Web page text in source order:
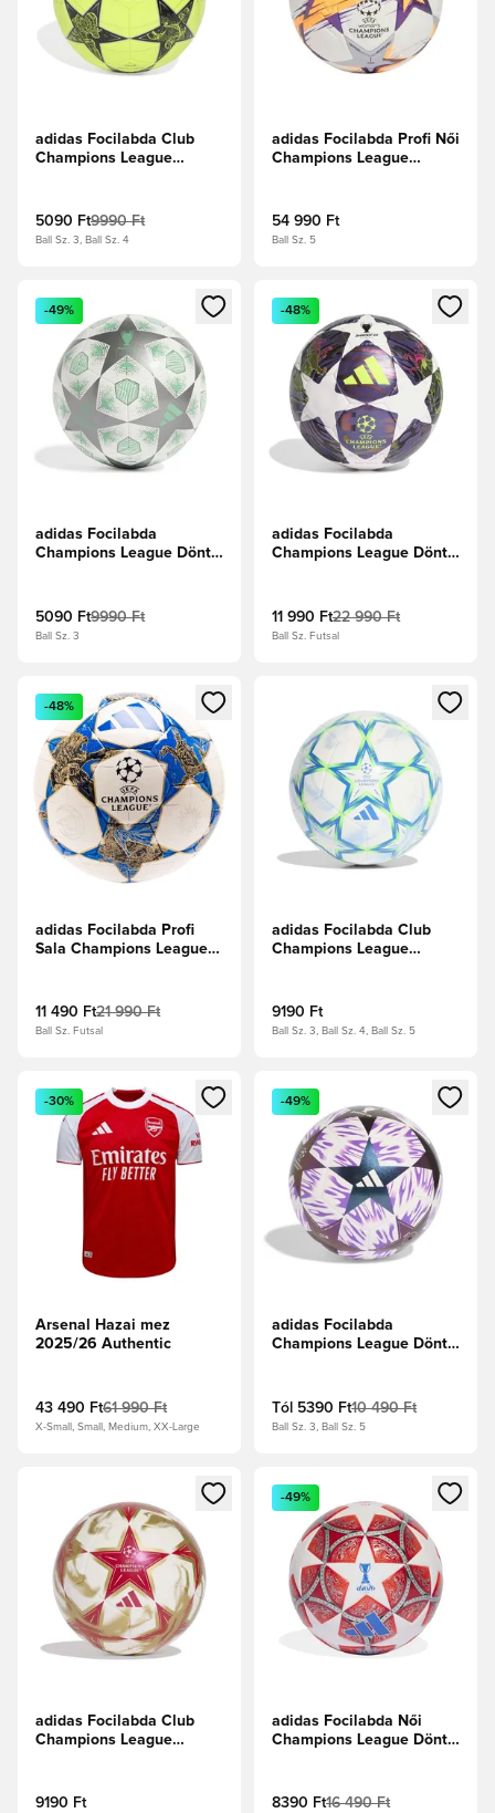
adidas Focilabda Club
Champions League
metál
5090 Ft9990 Ft
Ball Sz. 3, Ball Sz. 4
adidas Focilabda Profi Női
Champions League
Tangerine/Fekete
54 990 Ft
Ball Sz. 5
Megnyit egy modált a bejelentkezéshez vagy a tagként
-49%
adidas Focilabda
Champions League Döntő
5090 Ft9990 Ft
Ball Sz. 3
Megnyit egy modált a
-48%
adidas Focilabda
Champions League Döntő
Fehér/Napsárga
11 990 Ft22 990 Ft
Ball Sz. Futsal
Megnyit egy modált a bejelentkezéshez vagy a tagként
-48%
adidas Focilabda Profi
Sala Champions League
metál
11 490 Ft21 990 Ft
Ball Sz. Futsal
Megnyit egy modált a
adidas Focilabda Club
Champions League
9190 Ft
Ball Sz. 3, Ball Sz. 4, Ball Sz. 5
Megnyit egy modált a bejelentkezéshez vagy a tagként
-30%
Arsenal Hazai mez
2025/26 Authentic
43 490 Ft61 990 Ft
X-Small, Small, Medium, XX-Large
Megnyit egy modált a
-49%
adidas Focilabda
Champions League Döntő
Tól 5390 Ft10 490 Ft
Ball Sz. 3, Ball Sz. 5
Megnyit egy modált a bejelentkezéshez vagy a tagként
adidas Focilabda Club
Champions League
9190 Ft
Megnyit egy modált a
-49%
adidas Focilabda Női
Champions League Döntő
8390 Ft16 490 Ft